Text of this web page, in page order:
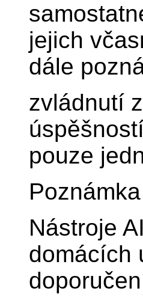
jejich
dále
zvládnutí
pouze
Nástroje
domácích